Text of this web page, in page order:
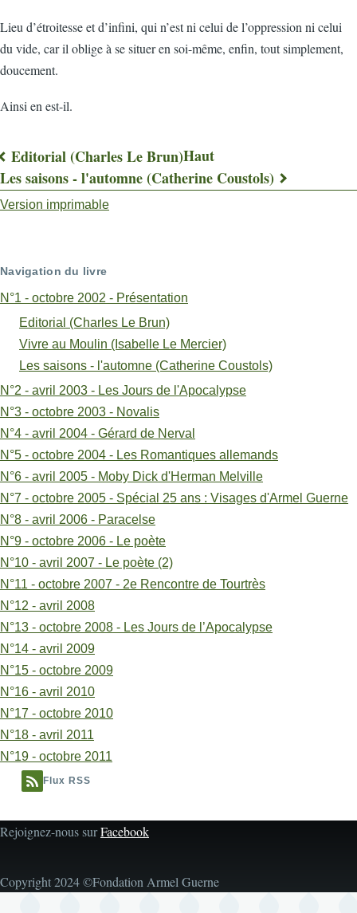
Lieu d’étroitesse et d’infini, qui n’est ni celui de l’oppression ni celui
du vide, car il oblige à se situer en soi-même, enfin, tout simplement,
doucement.
Ainsi en est-il.
Liens
transversaux
pour
Vivre
au
Moulin
(Isabelle
Le
Mercier)
Editorial (Charles Le Brun)Haut
Les saisons - l'automne (Catherine Coustols)
Version imprimable
Navigation du livre
N°1 - octobre 2002 - Présentation
Editorial (Charles Le Brun)
Vivre au Moulin (Isabelle Le Mercier)
Les saisons - l'automne (Catherine Coustols)
N°2 - avril 2003 - Les Jours de l'Apocalypse
N°3 - octobre 2003 - Novalis
N°4 - avril 2004 - Gérard de Nerval
N°5 - octobre 2004 - Les Romantiques allemands
N°6 - avril 2005 - Moby Dick d'Herman Melville
N°7 - octobre 2005 - Spécial 25 ans : Visages d'Armel Guerne
N°8 - avril 2006 - Paracelse
N°9 - octobre 2006 - Le poète
N°10 - avril 2007 - Le poète (2)
N°11 - octobre 2007 - 2e Rencontre de Tourtrès
N°12 - avril 2008
N°13 - octobre 2008 - Les Jours de l’Apocalypse
N°14 - avril 2009
N°15 - octobre 2009
N°16 - avril 2010
N°17 - octobre 2010
N°18 - avril 2011
N°19 - octobre 2011
Flux RSS
Rejoignez-nous surFacebook
Copyright 2024 ©Fondation Armel Guerne